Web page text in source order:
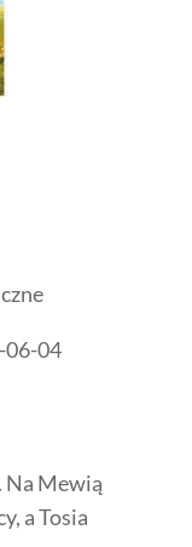
06-04
Na Mewią
a Tosia